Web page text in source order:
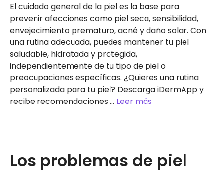
El cuidado general de la piel es la base para
prevenir afecciones como piel seca, sensibilidad,
envejecimiento prematuro, acné y daño solar. Con
una rutina adecuada, puedes mantener tu piel
saludable, hidratada y protegida,
independientemente de tu tipo de piel o
preocupaciones específicas. ¿Quieres una rutina
personalizada para tu piel? Descarga iDermApp y
recibe recomendaciones … Leer más
Los problemas de piel